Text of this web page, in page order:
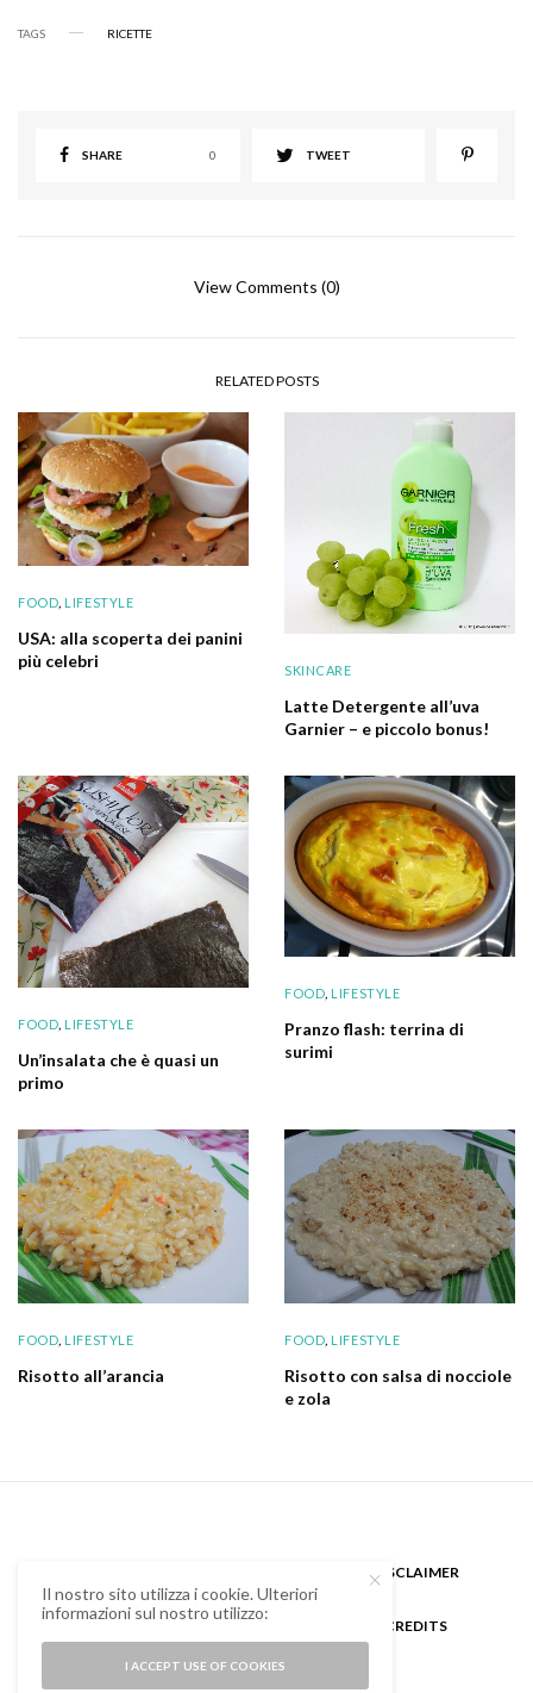
TAGS RICETTE
SHARE 0 TWEET
View Comments (0)
RELATED POSTS
FOOD, LIFESTYLE
USA: alla scoperta dei panini
più celebri
SKINCARE
Latte Detergente all’uva
Garnier – e piccolo bonus!
FOOD, LIFESTYLE
Un’insalata che è quasi un
primo
FOOD, LIFESTYLE
Pranzo flash: terrina di
surimi
FOOD, LIFESTYLE
Risotto all’arancia
FOOD, LIFESTYLE
Risotto con salsa di nocciole
e zola
DISCLAIMER
CREDITS
Il nostro sito utilizza i cookie. Ulteriori
informazioni sul nostro utilizzo:
I ACCEPT USE OF COOKIES